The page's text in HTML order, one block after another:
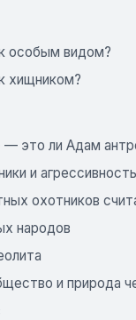
особым видом?
хищником?
это ли Адам
и агрессивность
охотников
народов
и природа